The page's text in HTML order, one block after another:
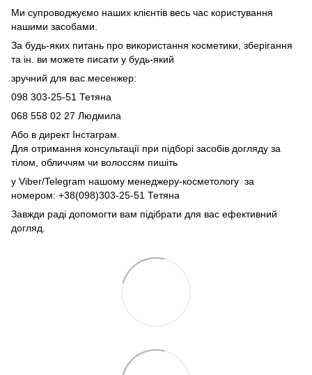
Ми супроводжуємо наших клієнтів весь час користування
нашими засобами.
За будь-яких питань про використання косметики, зберігання
та ін. ви можете писати у будь-який
зручний для вас месенжер:
098 303-25-51 Тетяна
068 558 02 27 Людмила
Або в директ Інстаграм.
Для отримання консультації при підборі засобів догляду за
тілом, обличчям чи волоссям пишіть
у Viber/Telegram нашому менеджеру-косметологу за
номером: +38(098)303-25-51 Тетяна
Завжди раді допомогти вам підібрати для вас ефективний
догляд.